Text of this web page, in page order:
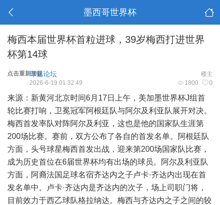
墨西哥世界杯
梅西本届世界杯首粒进球，39岁梅西打进世界
杯第14球
点击重新加载 楼主
球迷论坛
1800 0
2026-6-19 01:32:49
来源：新黄河北京时间6月17日上午，美加墨世界杯J组首
轮比赛打响，卫冕冠军阿根廷队与阿尔及利亚队展开对决。
梅西首发率队对阵阿尔及利亚，这也是他的国家队生涯第
200场比赛。赛前，双方公布了各自的首发名单。阿根廷队
方面，头号球星梅西首发出战，迎来第200场国家队比赛，
成为历史首位在6届世界杯均有出场的球员。阿尔及利亚队
方面，阿裔法国足球名宿齐达内之子卢卡·齐达内出现在首
发名单中。卢卡·齐达内是齐达内的次子，场上司职门将，
目前效力于西乙球队格拉纳达。梅西与齐达内之子之间的较